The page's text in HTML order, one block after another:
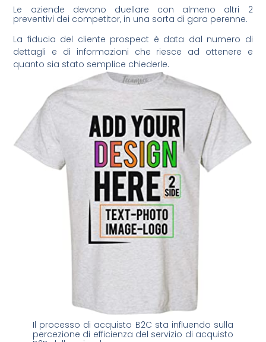
Le aziende devono duellare con almeno altri 2
preventivi dei competitor, in una sorta di gara perenne.
La fiducia del cliente prospect è data dal numero di
dettagli e di informazioni che riesce ad ottenere e
quanto sia stato semplice chiederle.
Il processo di acquisto B2C sta influendo sulla
percezione di efficienza del servizio di acquisto